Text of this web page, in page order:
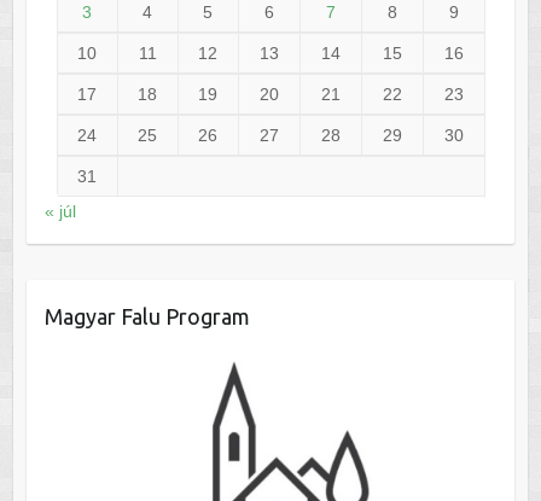
3 4 5 6 7 8 9
10 11 12 13 14 15 16
17 18 19 20 21 22 23
24 25 26 27 28 29 30
31
« júl
Magyar Falu Program